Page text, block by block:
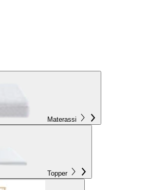
Materassi
Topper